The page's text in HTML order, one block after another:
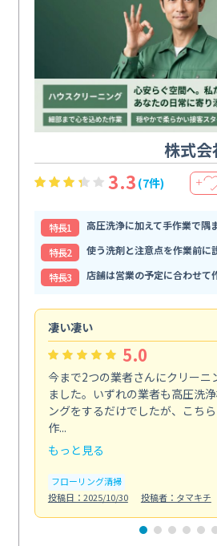
株式
3.3 (7件) ＋
特⻑1
高圧洗浄に加えて手作業で隅
特⻑2
使う洗剤と注意点を作業前に
特⻑3
店舗は営業の予定に合わせて
凄い凄い
5.0
今まで2つの業者さんにクリーニ
ました。いずれの業者も高圧洗
ングをするだけでしたが、こち
作...
もっと見る
フローリング清掃
投稿日：2025/10/30
投稿者：タマキチ